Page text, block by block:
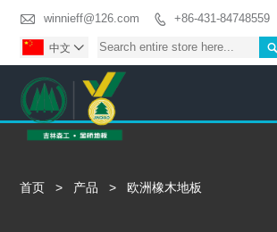
 winnieff@126.com  +86-431-84748559

中文 
首页 > 产品 > 欧洲橡木地板